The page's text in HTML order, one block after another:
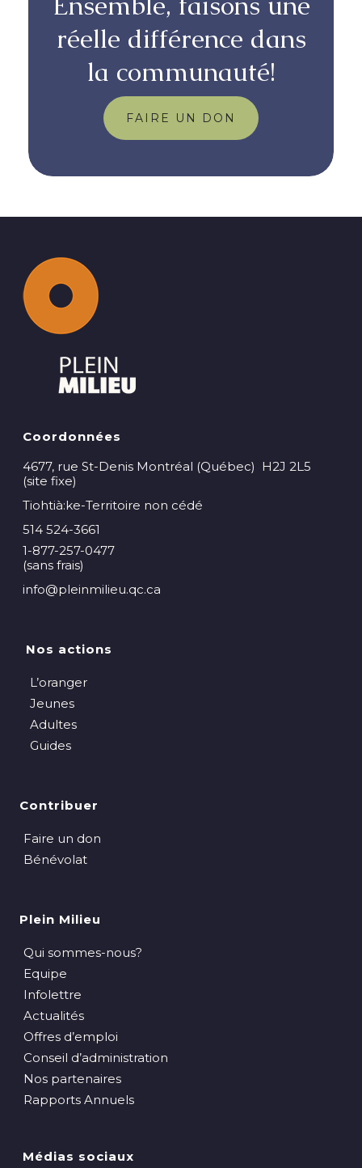
réelle différence dans
la communauté!
FAIRE UN DON
Coordonnées
4677, rue St-Denis Montréal (Québec) H2J 2L5
(site fixe)
Tiohtià:ke-Territoire non cédé
514 524-3661
1-877-257-0477
(sans frais)
info@pleinmilieu.qc.ca
Nos actions
L’oranger
Jeunes
Adultes
Guides
Contribuer
Faire un don
Bénévolat
Plein Milieu
Qui sommes-nous?
Equipe
Infolettre
Actualités
Offres d’emploi
Conseil d’administration
Nos partenaires
Rapports Annuels
Médias sociaux